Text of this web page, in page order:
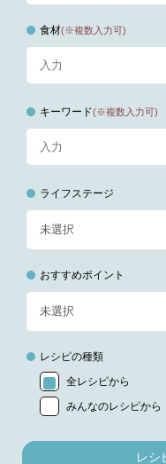
食材(※複数入力可)
キーワード(※複数入力可)
ライフステージ
おすすめポイント
レシピの種類
全レシピから
みんなのレシピから
レシ